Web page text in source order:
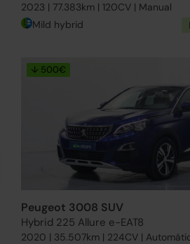
2023 | 77.383km | 120CV | Manual
Mild hybrid
↓ 500€
Peugeot 3008 SUV
Hybrid 225 Allure e-EAT8
2020 | 35.507km | 224CV |